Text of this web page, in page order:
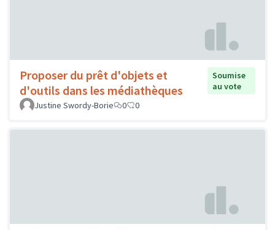
Proposer du prêt d'objets et
d'outils dans les médiathèques
Soumise
au vote
Justine Swordy-Borie
0 0